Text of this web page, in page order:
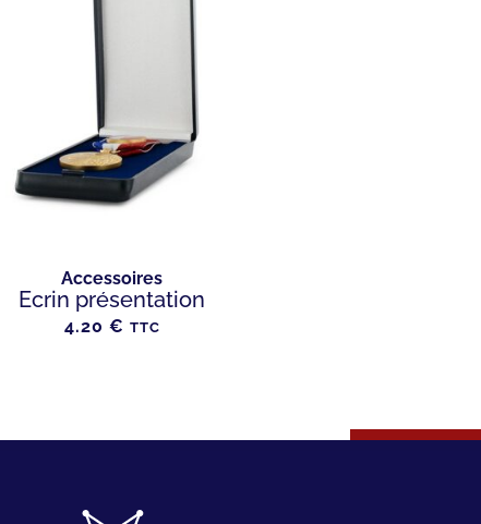
Accessoires
Ecrin présentation
4.20 € TTC